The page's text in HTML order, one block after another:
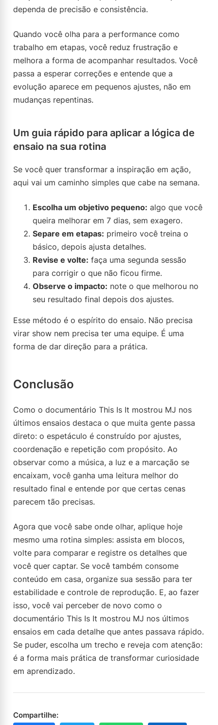
dependa de precisão e consistência.
Quando você olha para a performance como
trabalho em etapas, você reduz frustração e
melhora a forma de acompanhar resultados. Você
passa a esperar correções e entende que a
evolução aparece em pequenos ajustes, não em
mudanças repentinas.
Um guia rápido para aplicar a lógica de
ensaio na sua rotina
Se você quer transformar a inspiração em ação,
aqui vai um caminho simples que cabe na semana.
Escolha um objetivo pequeno: algo que você
queira melhorar em 7 dias, sem exagero.
Separe em etapas: primeiro você treina o
básico, depois ajusta detalhes.
Revise e volte: faça uma segunda sessão
para corrigir o que não ficou firme.
Observe o impacto: note o que melhorou no
seu resultado final depois dos ajustes.
Esse método é o espírito do ensaio. Não precisa
virar show nem precisa ter uma equipe. É uma
forma de dar direção para a prática.
Conclusão
Como o documentário This Is It mostrou MJ nos
últimos ensaios destaca o que muita gente passa
direto: o espetáculo é construído por ajustes,
coordenação e repetição com propósito. Ao
observar como a música, a luz e a marcação se
encaixam, você ganha uma leitura melhor do
resultado final e entende por que certas cenas
parecem tão precisas.
Agora que você sabe onde olhar, aplique hoje
mesmo uma rotina simples: assista em blocos,
volte para comparar e registre os detalhes que
você quer captar. Se você também consome
conteúdo em casa, organize sua sessão para ter
estabilidade e controle de reprodução. E, ao fazer
isso, você vai perceber de novo como o
documentário This Is It mostrou MJ nos últimos
ensaios em cada detalhe que antes passava rápido.
Se puder, escolha um trecho e reveja com atenção:
é a forma mais prática de transformar curiosidade
em aprendizado.
Compartilhe: